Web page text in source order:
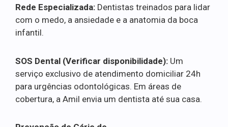
Rede Especializada: Dentistas treinados para lidar
com o medo, a ansiedade e a anatomia da boca
infantil.
SOS Dental (Verificar disponibilidade): Um
serviço exclusivo de atendimento domiciliar 24h
para urgências odontológicas. Em áreas de
cobertura, a Amil envia um dentista até sua casa.